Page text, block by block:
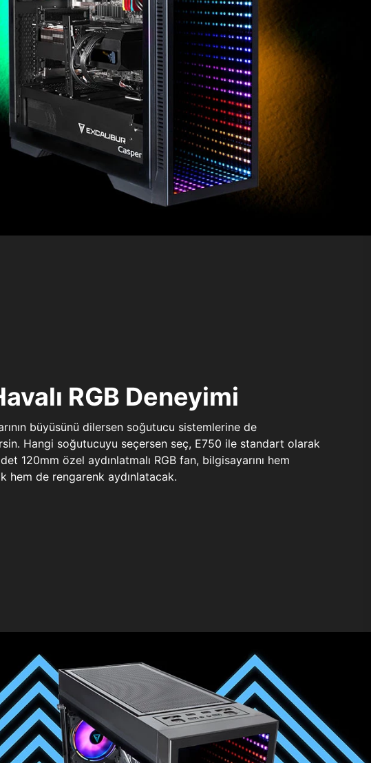
RGB Deneyimi
büyüsünü dilersen soğutucu sistemlerine de
Hangi soğutucuyu seçersen seç, E750 ile standart olarak
120mm özel aydınlatmalı RGB fan, bilgisayarını hem
hem de rengarenk aydınlatacak.